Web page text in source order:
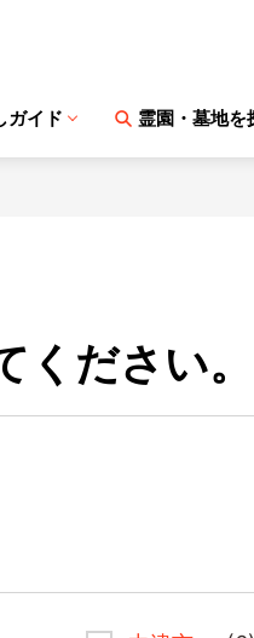
ガイド 霊園・墓地を
ださい。